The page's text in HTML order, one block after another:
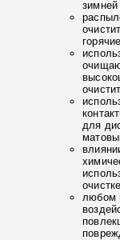
зимней
для
любом